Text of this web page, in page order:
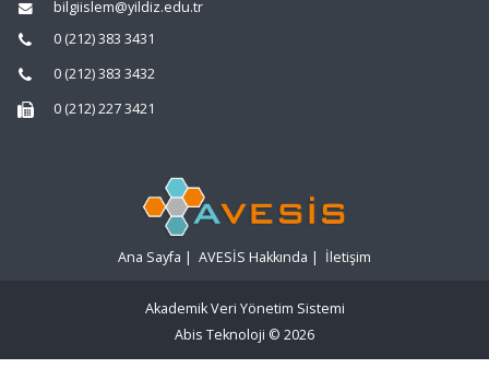
bilgiislem@yildiz.edu.tr
0 (212) 383 3431
0 (212) 383 3432
0 (212) 227 3421
Ana Sayfa | AVESİS Hakkında | İletişim
Akademik Veri Yönetim Sistemi
Abis Teknoloji © 2026